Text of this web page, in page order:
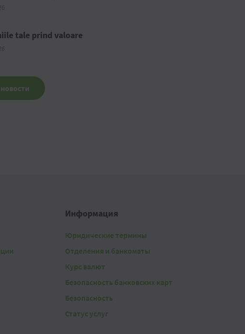
tale prind valoare
Информация
Юридические термины
Отделения и банкоматы
Курс валют
Безопасность банковских карт
Безопасность
Статус услуг